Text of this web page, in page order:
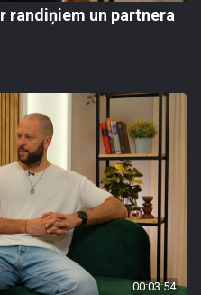
randiņiem un partnera
00:03:54